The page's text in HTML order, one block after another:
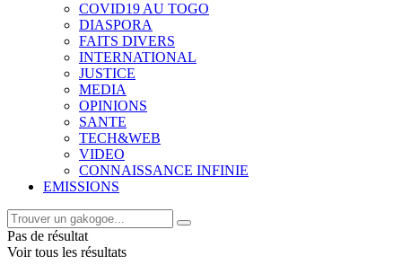
COVID19 AU TOGO
DIASPORA
FAITS DIVERS
INTERNATIONAL
JUSTICE
MEDIA
OPINIONS
SANTE
TECH&WEB
VIDEO
CONNAISSANCE INFINIE
EMISSIONS
Pas de résultat
Voir tous les résultats